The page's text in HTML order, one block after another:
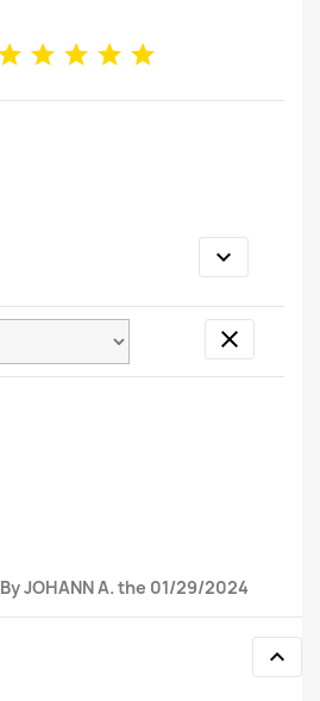


By JOHANN A. the 01/29/2024
